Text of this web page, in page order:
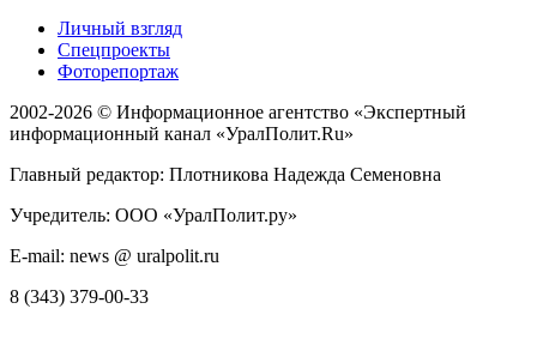
Личный взгляд
Спецпроекты
Фоторепортаж
2002-2026 © Информационное агентство «Экспертный
информационный канал «УралПолит.Ru»
Главный редактор: Плотникова Надежда Семеновна
Учредитель: ООО «УралПолит.ру»
E-mail: news @ uralpolit.ru
8 (343) 379-00-33